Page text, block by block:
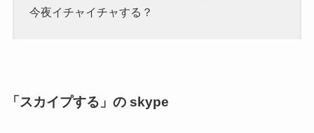
今夜イチャイチャする？
「スカイプする」の skype